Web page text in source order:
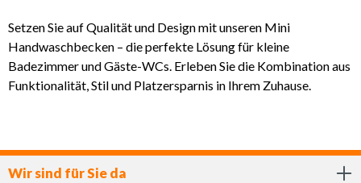
Setzen Sie auf Qualität und Design mit unseren Mini
Handwaschbecken – die perfekte Lösung für kleine
Badezimmer und Gäste-WCs. Erleben Sie die Kombination aus
Funktionalität, Stil und Platzersparnis in Ihrem Zuhause.
Wir sind für Sie da